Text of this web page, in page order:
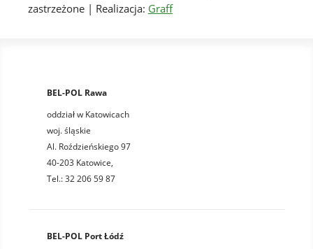
zastrzeżone | Realizacja: Graff
BEL-POL Rawa
oddział w Katowicach
woj. śląskie
Al. Roździeńskiego 97
40-203 Katowice,
Tel.: 32 206 59 87
BEL-POL Port Łódź